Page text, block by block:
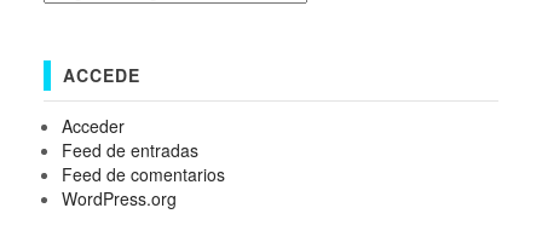
ACCEDE
Acceder
Feed de entradas
Feed de comentarios
WordPress.org